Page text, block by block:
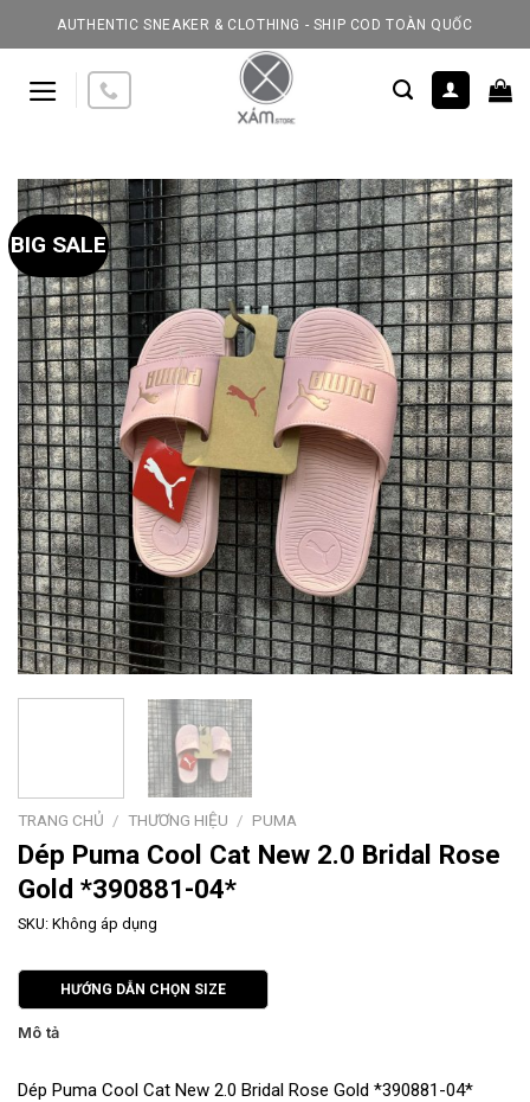
to
AUTHENTIC SNEAKER & CLOTHING - SHIP COD TOÀN QUỐC
BIG SALE
TRANG CHỦ / THƯƠNG HIỆU / PUMA
Dép Puma Cool Cat New 2.0 Bridal Rose
Gold *390881-04*
SKU: Không áp dụng
HƯỚNG DẪN CHỌN SIZE
Mô tả
Dép Puma Cool Cat New 2.0 Bridal Rose Gold *390881-04*